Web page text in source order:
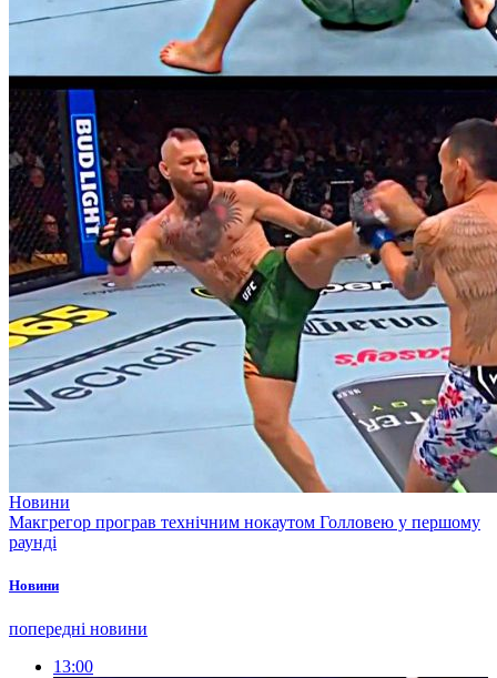
Новини
Макгрегор програв технічним нокаутом Голловею у першому
раунді
Новини
попередні новини
13:00